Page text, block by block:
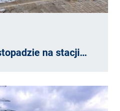
na stacji…